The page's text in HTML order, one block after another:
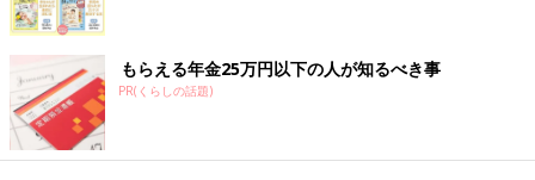
もらえる年金25万円以下の人が知るべき事
PR(くらしの話題)